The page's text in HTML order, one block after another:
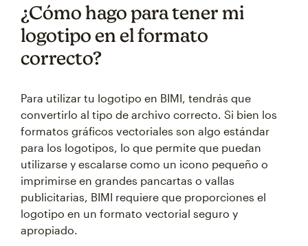
¿Cómo hago para tener mi
logotipo en el formato
correcto?
Para utilizar tu logotipo en BIMI, tendrás que
convertirlo al tipo de archivo correcto. Si bien los
formatos gráficos vectoriales son algo estándar
para los logotipos, lo que permite que puedan
utilizarse y escalarse como un icono pequeño o
imprimirse en grandes pancartas o vallas
publicitarias, BIMI requiere que proporciones el
logotipo en un formato vectorial seguro y
apropiado.